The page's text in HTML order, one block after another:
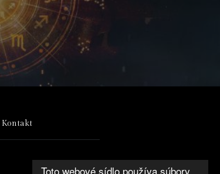
Toto webové sídlo používa súbory
Kontakt